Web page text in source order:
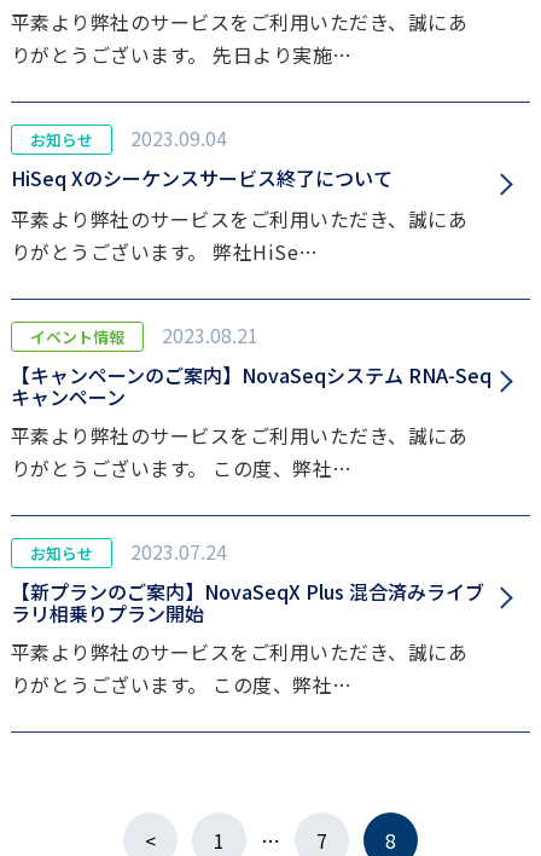
平素より弊社のサービスをご利用いただき、誠にあ
りがとうございます。 先日より実施…
お知らせ
2023.09.04
HiSeq Xのシーケンスサービス終了について
平素より弊社のサービスをご利用いただき、誠にあ
りがとうございます。 弊社HiSe…
イベント情報
2023.08.21
【キャンペーンのご案内】NovaSeqシステム RNA-Seq
キャンペーン
平素より弊社のサービスをご利用いただき、誠にあ
りがとうございます。 この度、弊社…
お知らせ
2023.07.24
【新プランのご案内】NovaSeqX Plus 混合済みライブ
ラリ相乗りプラン開始
平素より弊社のサービスをご利用いただき、誠にあ
りがとうございます。 この度、弊社…
< 1 … 7 8